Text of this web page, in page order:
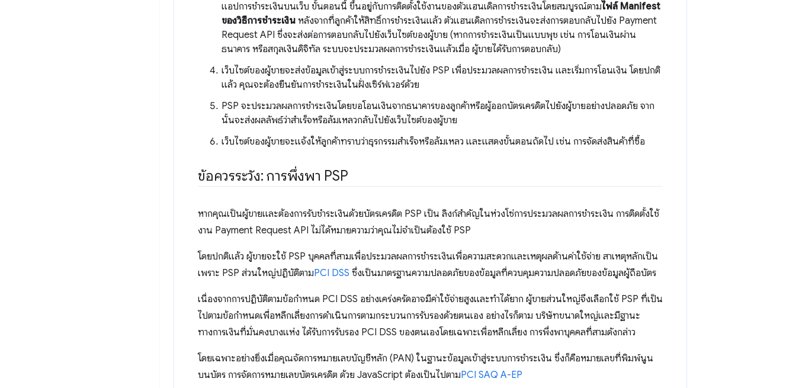
แอปการชำระเงินบนเว็บ ขั้นตอนนี้ ขึ้นอยู่กับการติดตั้งใช้งานของตัวแฮนเดิลการชำระเงินโดยสมบูรณ์ตามไฟล์ Manifest
ของวิธีการชำระเงิน หลังจากที่ลูกค้าให้สิทธิ์การชำระเงินแล้ว ตัวแฮนเดิลการชำระเงินจะส่งการตอบกลับไปยัง Payment
Request API ซึ่งจะส่งต่อการตอบกลับไปยังเว็บไซต์ของผู้ขาย (หากการชำระเงินเป็นแบบพุช เช่น การโอนเงินผ่าน
ธนาคาร หรือสกุลเงินดิจิทัล ระบบจะประมวลผลการชำระเงินแล้วเมื่อ ผู้ขายได้รับการตอบกลับ)
เว็บไซต์ของผู้ขายจะส่งข้อมูลเข้าสู่ระบบการชำระเงินไปยัง PSP เพื่อประมวลผลการชำระเงิน และเริ่มการโอนเงิน โดยปกติ
แล้ว คุณจะต้องยืนยันการชำระเงินในฝั่งเซิร์ฟเวอร์ด้วย
PSP จะประมวลผลการชำระเงินโดยขอโอนเงินจากธนาคารของลูกค้าหรือผู้ออกบัตรเครดิตไปยังผู้ขายอย่างปลอดภัย จาก
นั้นจะส่งผลลัพธ์ว่าสำเร็จหรือล้มเหลวกลับไปยังเว็บไซต์ของผู้ขาย
เว็บไซต์ของผู้ขายจะแจ้งให้ลูกค้าทราบว่าธุรกรรมสำเร็จหรือล้มเหลว และแสดงขั้นตอนถัดไป เช่น การจัดส่งสินค้าที่ซื้อ
ข้อควรระวัง: การพึ่งพา PSP
หากคุณเป็นผู้ขายและต้องการรับชำระเงินด้วยบัตรเครดิต PSP เป็น ลิงก์สำคัญในห่วงโซ่การประมวลผลการชำระเงิน การติดตั้งใช้
งาน Payment Request API ไม่ได้หมายความว่าคุณไม่จำเป็นต้องใช้ PSP
โดยปกติแล้ว ผู้ขายจะใช้ PSP บุคคลที่สามเพื่อประมวลผลการชำระเงินเพื่อความสะดวกและเหตุผลด้านค่าใช้จ่าย สาเหตุหลักเป็น
เพราะ PSP ส่วนใหญ่ปฏิบัติตามPCI DSS ซึ่งเป็นมาตรฐานความปลอดภัยของข้อมูลที่ควบคุมความปลอดภัยของข้อมูลผู้ถือบัตร
เนื่องจากการปฏิบัติตามข้อกำหนด PCI DSS อย่างเคร่งครัดอาจมีค่าใช้จ่ายสูงและทำได้ยาก ผู้ขายส่วนใหญ่จึงเลือกใช้ PSP ที่เป็น
ไปตามข้อกำหนดเพื่อหลีกเลี่ยงการดำเนินการตามกระบวนการรับรองด้วยตนเอง อย่างไรก็ตาม บริษัทขนาดใหญ่และมีฐานะ
ทางการเงินที่มั่นคงบางแห่ง ได้รับการรับรอง PCI DSS ของตนเองโดยเฉพาะเพื่อหลีกเลี่ยง การพึ่งพาบุคคลที่สามดังกล่าว
โดยเฉพาะอย่างยิ่งเมื่อคุณจัดการหมายเลขบัญชีหลัก (PAN) ในฐานะข้อมูลเข้าสู่ระบบการชำระเงิน ซึ่งก็คือหมายเลขที่พิมพ์นูน
บนบัตร การจัดการหมายเลขบัตรเครดิต ด้วย JavaScript ต้องเป็นไปตามPCI SAQ A-EP